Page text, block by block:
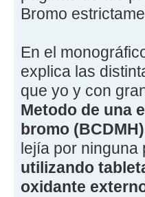
Bromo
En el
explica las
que yo y con
Metodo de una
bromo
lejía por ninguna
utilizando
oxidante